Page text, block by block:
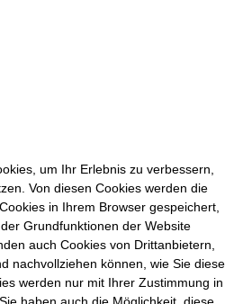
um Ihr Erlebnis zu verbessern,
Von diesen Cookies werden die
in Ihrem Browser gespeichert,
Grundfunktionen der Website
auch Cookies von Drittanbietern,
nachvollziehen können, wie Sie diese
werden nur mit Ihrer Zustimmung in